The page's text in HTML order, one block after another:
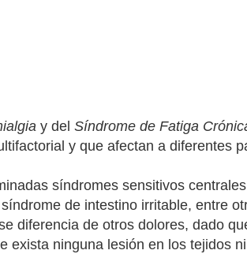
y delSíndrome de Fatiga
y que afectan a diferentes
síndromes sensitivos
de intestino irritable, entre
diferencia de otros dolores, dado
ninguna lesión en los tejidos